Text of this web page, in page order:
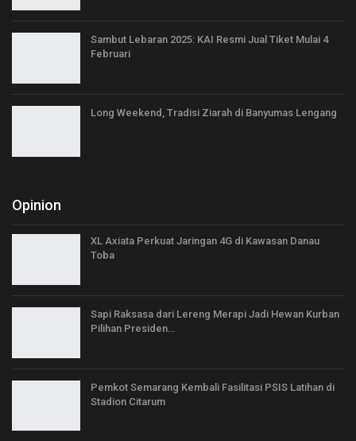
Sambut Lebaran 2025: KAI Resmi Jual Tiket Mulai 4
Februari
Long Weekend, Tradisi Ziarah di Banyumas Lengang
Opinion
XL Axiata Perkuat Jaringan 4G di Kawasan Danau
Toba
Sapi Raksasa dari Lereng Merapi Jadi Hewan Kurban
Pilihan Presiden…
Pemkot Semarang Kembali Fasilitasi PSIS Latihan di
Stadion Citarum